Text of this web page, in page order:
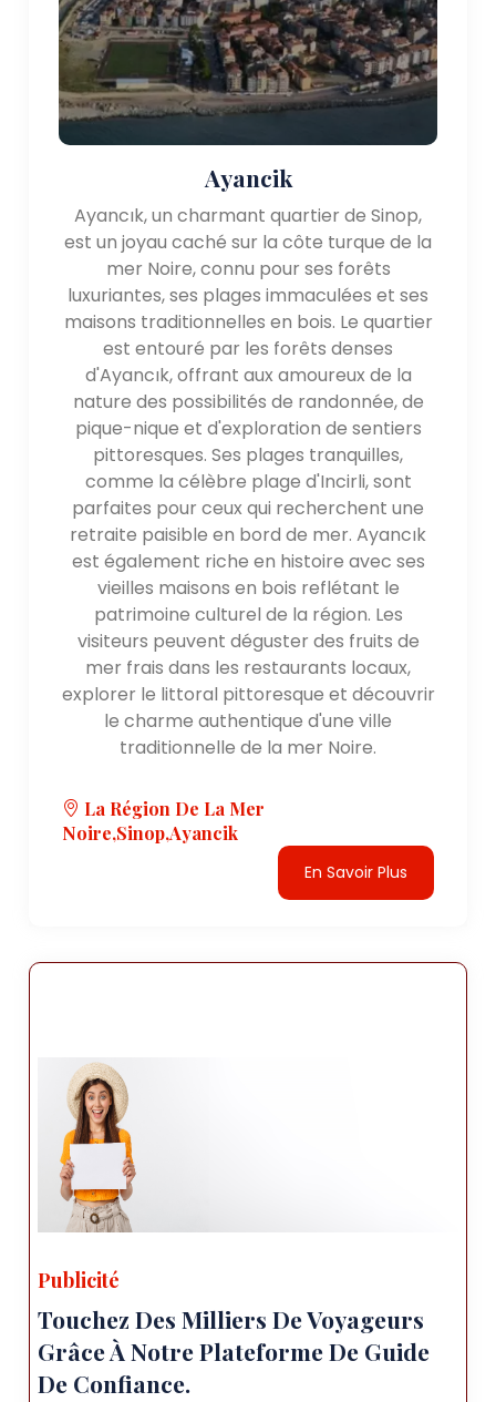
Ayancik
Ayancık, un charmant quartier de Sinop,
est un joyau caché sur la côte turque de la
mer Noire, connu pour ses forêts
luxuriantes, ses plages immaculées et ses
maisons traditionnelles en bois. Le quartier
est entouré par les forêts denses
d'Ayancık, offrant aux amoureux de la
nature des possibilités de randonnée, de
pique-nique et d'exploration de sentiers
pittoresques. Ses plages tranquilles,
comme la célèbre plage d'Incirli, sont
parfaites pour ceux qui recherchent une
retraite paisible en bord de mer. Ayancık
est également riche en histoire avec ses
vieilles maisons en bois reflétant le
patrimoine culturel de la région. Les
visiteurs peuvent déguster des fruits de
mer frais dans les restaurants locaux,
explorer le littoral pittoresque et découvrir
le charme authentique d'une ville
traditionnelle de la mer Noire.
La Région De La Mer
Noire,Sinop,Ayancik
En Savoir Plus
Publicité
Touchez Des Milliers De Voyageurs
Grâce À Notre Plateforme De Guide
De Confiance.